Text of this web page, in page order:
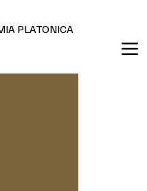
PLATONICA